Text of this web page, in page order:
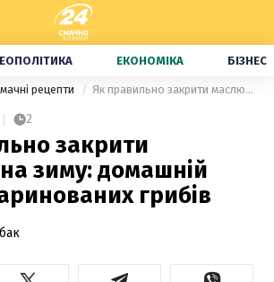
ЕКОНОМІКА БІЗНЕС
рецепти Як правильно закрити маслюки на зиму: домашній рецепт маринованих грибів
2
закрити
зиму: домашній
грибів